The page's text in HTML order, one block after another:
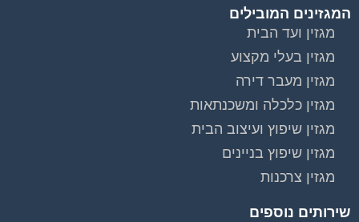
המגזינים המובילים
מגזין ועד הבית
מגזין בעלי מקצוע
מגזין מעבר דירה
מגזין כלכלה ומשכנתאות
מגזין שיפוץ ועיצוב הבית
מגזין שיפוץ בניינים
מגזין צרכנות
שירותים נוספים